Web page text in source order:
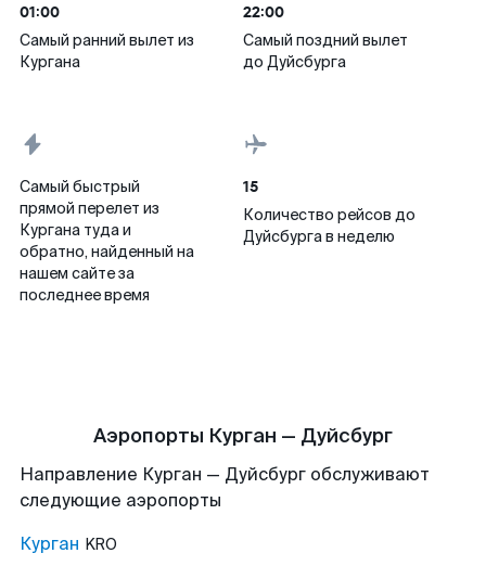
01:00
Самый ранний вылет из
Кургана
22:00
Самый поздний вылет
до Дуйсбурга
Самый быстрый
прямой перелет из
Кургана туда и
обратно, найденный на
нашем сайте за
последнее время
15
Количество рейсов до
Дуйсбурга в неделю
Аэропорты Курган — Дуйсбург
Направление Курган — Дуйсбург обслуживают
следующие аэропорты
Курган KRO